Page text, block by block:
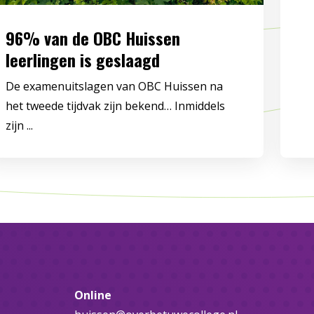
96% van de OBC Huissen
leerlingen is geslaagd
De examenuitslagen van OBC Huissen na
het tweede tijdvak zijn bekend… Inmiddels
zijn ...
Online